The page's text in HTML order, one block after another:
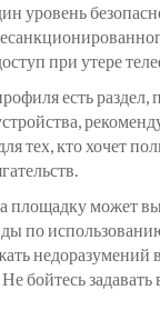
уровень
при утере
есть
тех, кто хочет
площадку может
по
недоразумений
бойтесь